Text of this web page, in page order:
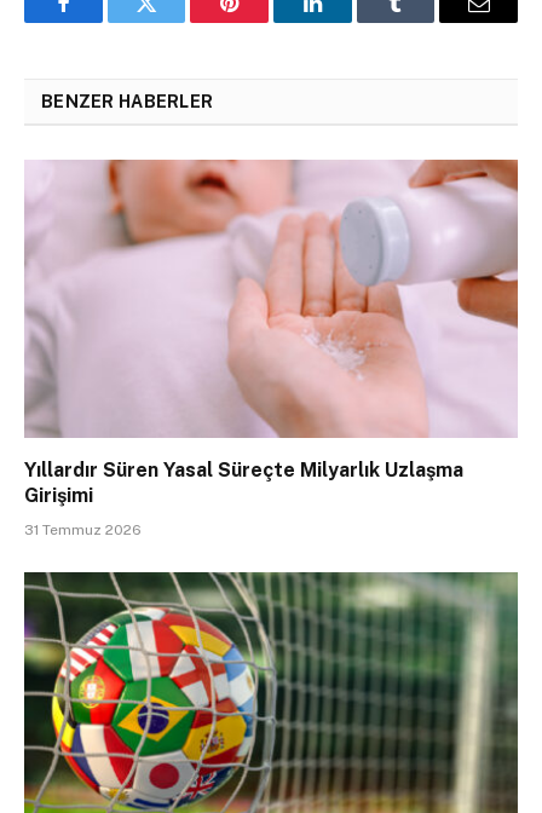
FacebookTwitter Pinterest LinkedInTumblr Email
BENZER HABERLER
Yıllardır Süren Yasal Süreçte Milyarlık Uzlaşma
Girişimi
31 Temmuz 2026